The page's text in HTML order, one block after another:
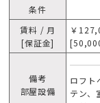
条件
賃料 / 月
[保証金]
￥
備考
部屋設備
ロフト
テン、